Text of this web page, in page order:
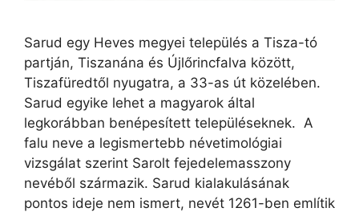
Sarud egy Heves megyei település a Tisza-tó
partján, Tiszanána és Újlőrincfalva között,
Tiszafüredtől nyugatra, a 33-as út közelében.
Sarud egyike lehet a magyarok által
legkorábban benépesített településeknek. A
falu neve a legismertebb névetimológiai
vizsgálat szerint Sarolt fejedelemasszony
nevéből származik. Sarud kialakulásának
pontos ideje nem ismert, nevét 1261-ben említik